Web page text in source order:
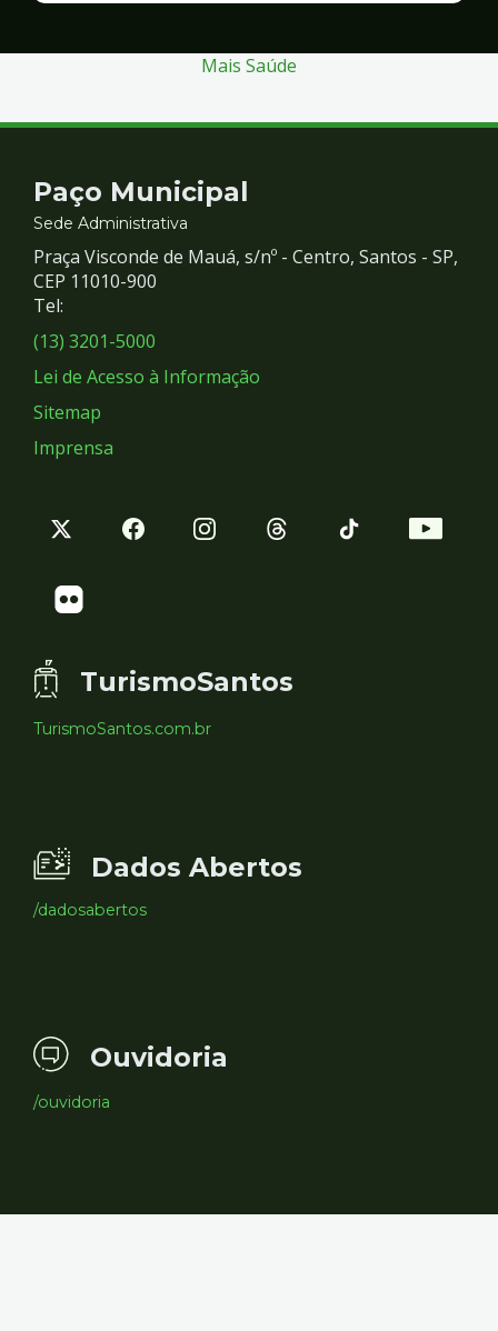
Segurança
Mais Saúde
Contato
e
Redes
Sociais
Paço Municipal
Sede Administrativa
Praça Visconde de Mauá, s/nº - Centro, Santos - SP,
CEP 11010-900
Tel:
(13) 3201-5000
Lei de Acesso à Informação
Sitemap
Imprensa
TurismoSantos
TurismoSantos.com.br
Dados Abertos
/dadosabertos
Ouvidoria
/ouvidoria